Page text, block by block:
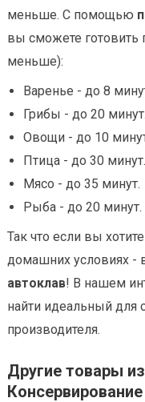
меньше. С помощью
вы сможете готовить
меньше):
Варенье - до 8
Грибы - до 20 минут.
Овощи - до 10
Птица - до 30 минут.
Мясо - до 35 минут.
Рыба - до 20 минут.
Так что если вы
домашних условиях -
автоклав! В нашем
найти идеальный для
производителя.
Другие товары
Консервирование